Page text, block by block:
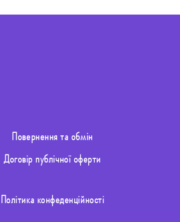
Повернення та обмін
Договір публічної оферти
Політика конфеденційності